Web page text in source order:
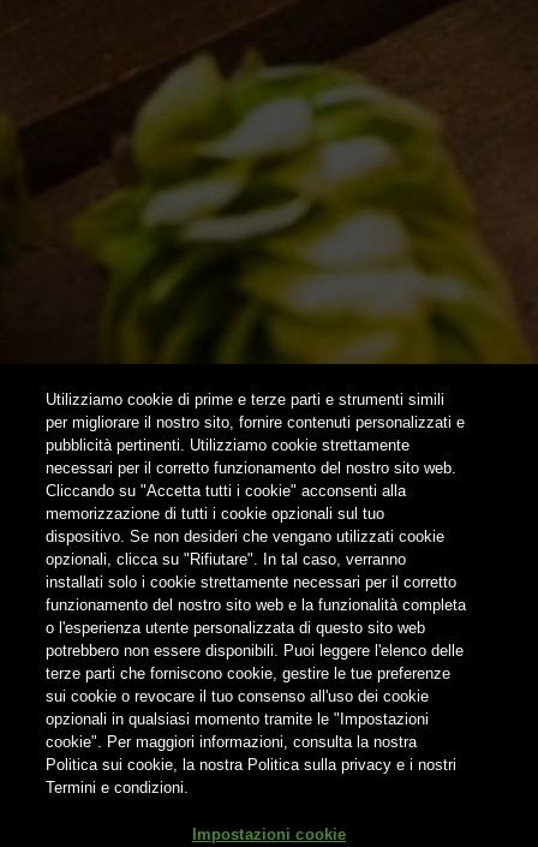
CONTATTI
SUBSCRIBE
FOLLOW US
Find us on:
Non condividere i contenuti con i minori
® Birra del Borgo S.r.l. Società Unipersonale - Via Basento n. 37 -
Utilizziamo cookie di prime e terze parti e strumenti simili
per migliorare il nostro sito, fornire contenuti personalizzati e
pubblicità pertinenti. Utilizziamo cookie strettamente
necessari per il corretto funzionamento del nostro sito web.
Cliccando su "Accetta tutti i cookie" acconsenti alla
memorizzazione di tutti i cookie opzionali sul tuo
dispositivo. Se non desideri che vengano utilizzati cookie
opzionali, clicca su "Rifiutare". In tal caso, verranno
installati solo i cookie strettamente necessari per il corretto
funzionamento del nostro sito web e la funzionalità completa
o l'esperienza utente personalizzata di questo sito web
potrebbero non essere disponibili. Puoi leggere l'elenco delle
terze parti che forniscono cookie, gestire le tue preferenze
sui cookie o revocare il tuo consenso all'uso dei cookie
opzionali in qualsiasi momento tramite le "Impostazioni
cookie". Per maggiori informazioni, consulta la nostra
Politica sui cookie, la nostra Politica sulla privacy e i nostri
Termini e condizioni.
Impostazioni cookie